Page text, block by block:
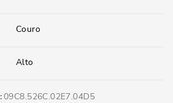
Couro
Alto
09C8.526C.02E7.04D5